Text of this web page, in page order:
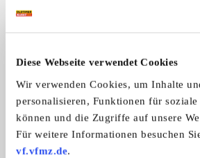
Diese Webseite verwendet Cookies
Wir verwenden Cookies, um Inhalte
personalisieren, Funktionen für
können und die Zugriffe auf unsere
Für weitere Informationen besuchen
vf.vfmz.de.
393 an. Unsere Verkäufer
Fragen oder erstellen sogar ein
Fahrzeugbrief, gegen Aufpreis. Sie
Importsteuer mehr. Auch können Sie
unsere Finanzierungspartner